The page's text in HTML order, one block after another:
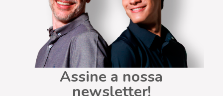
Assine a nossa
newsletter!